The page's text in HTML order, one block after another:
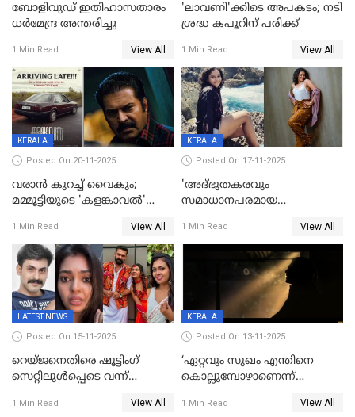
ബോളിവുഡ് ഇതിഹാസതാരം
ധർമേന്ദ്ര അന്തരിച്ചു
1 Min Read View All
'ലാവണി'ക്കിടെ അപകടം; നടി
ശ്രദ്ധ കപൂറിന് പരിക്ക്
1 Min Read View All
KERALA
Posted On 20-11-2025
വരാൻ കുറച്ച് വൈകും;
മമ്മൂട്ടിയുടെ 'കളങ്കാവൽ'
1 Min Read View All
KERALA
Posted On 17-11-2025
'അദ്‌ഭുതകരവും
സമാധാനപരമായ
വിവാഹമോചിതയായെന്ന് മീര
വാസുദേവൻ
1 Min Read View All
LATEST NEWS
Posted On 15-11-2025
റെയ്ജനെതിരെ ഷൂട്ടിംഗ്
സെറ്റിലുൾപ്പെടെ വന്ന്
ബിയര്‍ കുപ്പി തലയ്ക്ക് അടിച്ച്
1 Min Read View All
KERALA
Posted On 13-11-2025
‘ഏറ്റവും സുഖം എന്തിനെ
കൊല്ലുമ്പോഴാണെന്ന്
വില്ലത്തരത്തിന്റെ അങ്ങേയറ്റം;
1 Min Read View All